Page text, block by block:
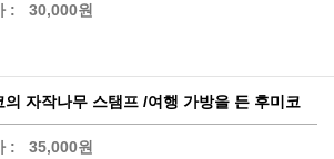
: 30,000원
의 자작나무 스탬프 /여행 가방을 든 후미코
: 35,000원